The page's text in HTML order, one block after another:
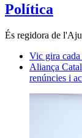
Política
És regidora de
Vic gira cada
Aliança
renúncies i